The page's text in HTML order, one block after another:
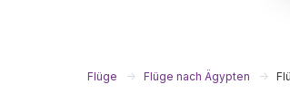
Flüge Flüge nach Ägypten